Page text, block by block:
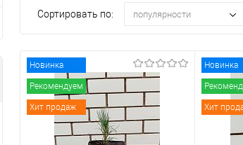
Сортировать по: популярности
Новинка
Рекомендуем
Хит продаж
Новинка
Хит